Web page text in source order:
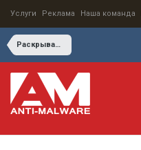
Услуги Реклама Наша команда
Раскрываем телефонные тайны